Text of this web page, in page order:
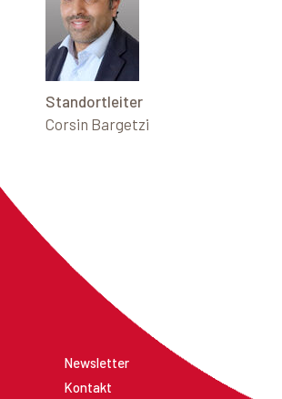
Standortleiter
Corsin Bargetzi
Newsletter
Kontakt